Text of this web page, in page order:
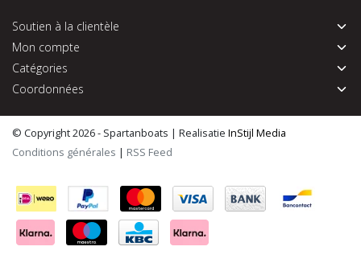
Soutien à la clientèle
Mon compte
Catégories
Coordonnées
© Copyright 2026 - Spartanboats | Realisatie InStijl Media
Conditions générales | RSS Feed